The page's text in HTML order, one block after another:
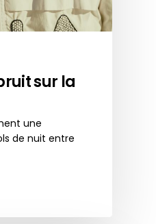
sur la
une
de nuit entre